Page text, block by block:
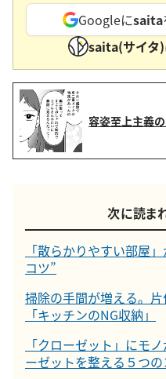
Googleにsaita
saita(サイタ
容姿至上主義
次に読ま
「散らかりやすい部屋
コツ”
掃除の手間が増える。
「キッチンのNG収納」
「クローゼット」にモ
ーゼットを整える５つの